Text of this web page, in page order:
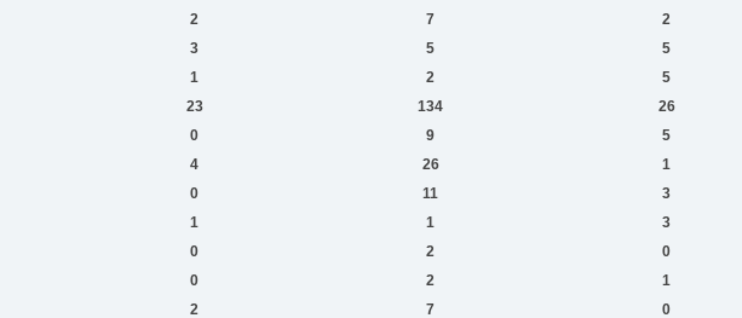
2 7
2
3 5
5
1 2
5
23 134
26
0 9
5
4 26
1
0 11
3
1 1
3
0 2
0
0 2
1
2 7
0